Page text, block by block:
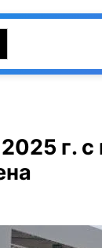
г. с